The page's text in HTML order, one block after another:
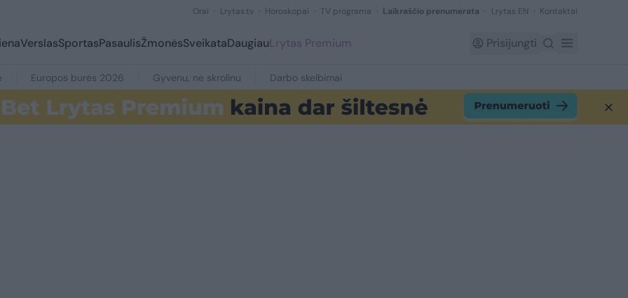
Orai Lrytas.tv Horoskopai TV programa Laikraščio prenumerata Lrytas EN Kontaktai
VerslasSportasPasaulisŽmonėsSveikataDaugiauLrytas Premium Prisijungti
Europos burės 2026 Gyvenu, ne skrolinu Darbo skelbimai